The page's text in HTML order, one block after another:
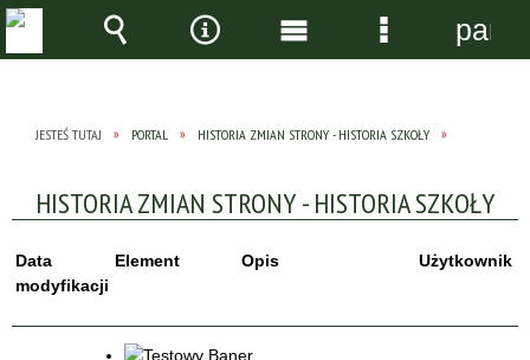
JESTEŚ TUTAJ PORTAL HISTORIA ZMIAN STRONY - HISTORIA SZKOŁY
HISTORIA ZMIAN STRONY - HISTORIA SZKOŁY
Data
modyfikacji
Element Opis Użytkownik
Wyszukiwarka
Narzędzia
Menu Menu
panel